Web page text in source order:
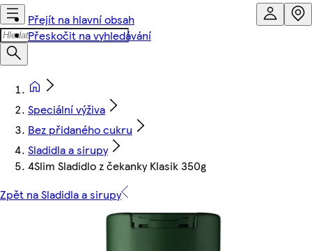
Přejít na hlavní obsah
Přeskočit na vyhledávání
Speciální výživa
Bez přidaného cukru
Sladidla a sirupy
4Slim Sladidlo z čekanky Klasik 350g
Zpět na Sladidla a sirupy